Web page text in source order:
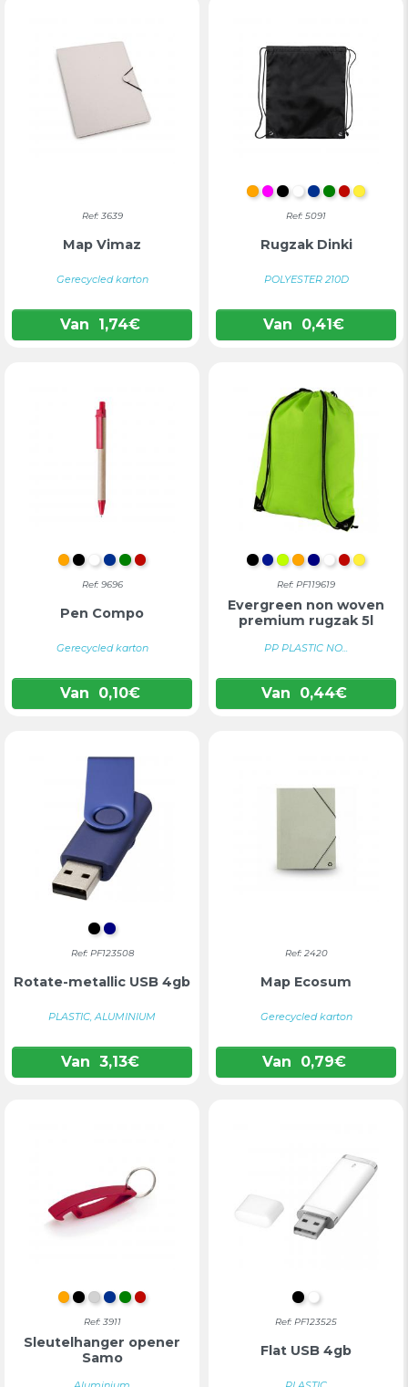
Ref: 3639
Map Vimaz
Gerecycled karton
Van 1,74€
ORANJE
FUCHSIA
ZWART
WITBLAUW
GROEN
ROOD
GEEL
Ref: 5091
Rugzak Dinki
POLYESTER 210D
Van 0,41€
ORANJE
ZWART
WITBLAUW
GROEN
ROOD
Ref: 9696
Pen Compo
Gerecycled karton
Van 0,10€
INTENS ZWART
KONINKLIJK
LIMOEN
ORANJE
WITROOD
GEEL
Ref: PF119619
Evergreen non woven
premium rugzak 5l
PP PLASTIC NO...
Van 0,44€
INTENS ZWART
DONKERBLAUW
Ref: PF123508
Rotate-metallic USB 4gb
PLASTIC, ALUMINIUM
Van 3,13€
Ref: 2420
Map Ecosum
Gerecycled karton
Van 0,79€
ORANJE
ZWART
ZILVER
BLAUW
GROEN
ROOD
Ref: 3911
Sleutelhanger opener
Samo
INTENS
WIT
Ref: PF123525
Flat USB 4gb